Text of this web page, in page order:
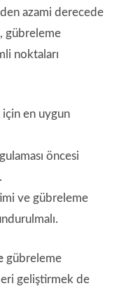
azami derecede
gübreleme
noktaları
en uygun
öncesi
ve gübreleme
gübreleme
geliştirmek de